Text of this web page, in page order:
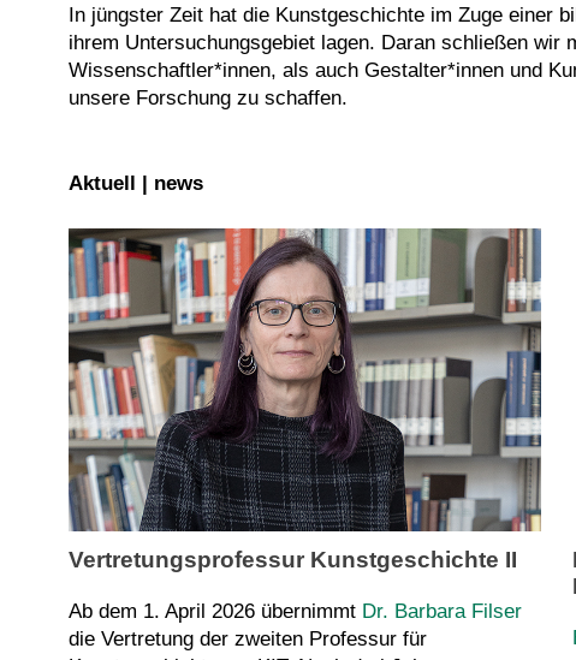
In jüngster Zeit hat die Kunstgeschichte im Zuge einer
ihrem Untersuchungsgebiet lagen. Daran schließen
Wissenschaftler*innen, als auch Gestalter*innen und
unsere Forschung zu schaffen.
Aktuell | news
Vertretungsprofessur Kunstgeschichte II
Ab dem 1. April 2026 übernimmt Dr. Barbara Filser
die Vertretung der zweiten Professur für